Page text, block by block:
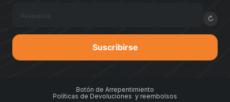
↻
Suscribirse
Botón de Arrepentimiento
Políticas de Devoluciones y reembolsos